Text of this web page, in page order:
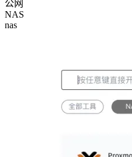
公网
NAS
nas